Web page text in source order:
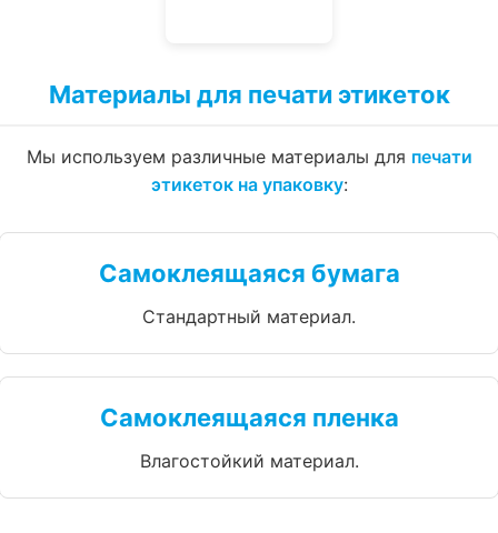
Материалы для печати этикеток
Мы используем различные материалы для печати
этикеток на упаковку:
Самоклеящаяся бумага
Стандартный материал.
Самоклеящаяся пленка
Влагостойкий материал.